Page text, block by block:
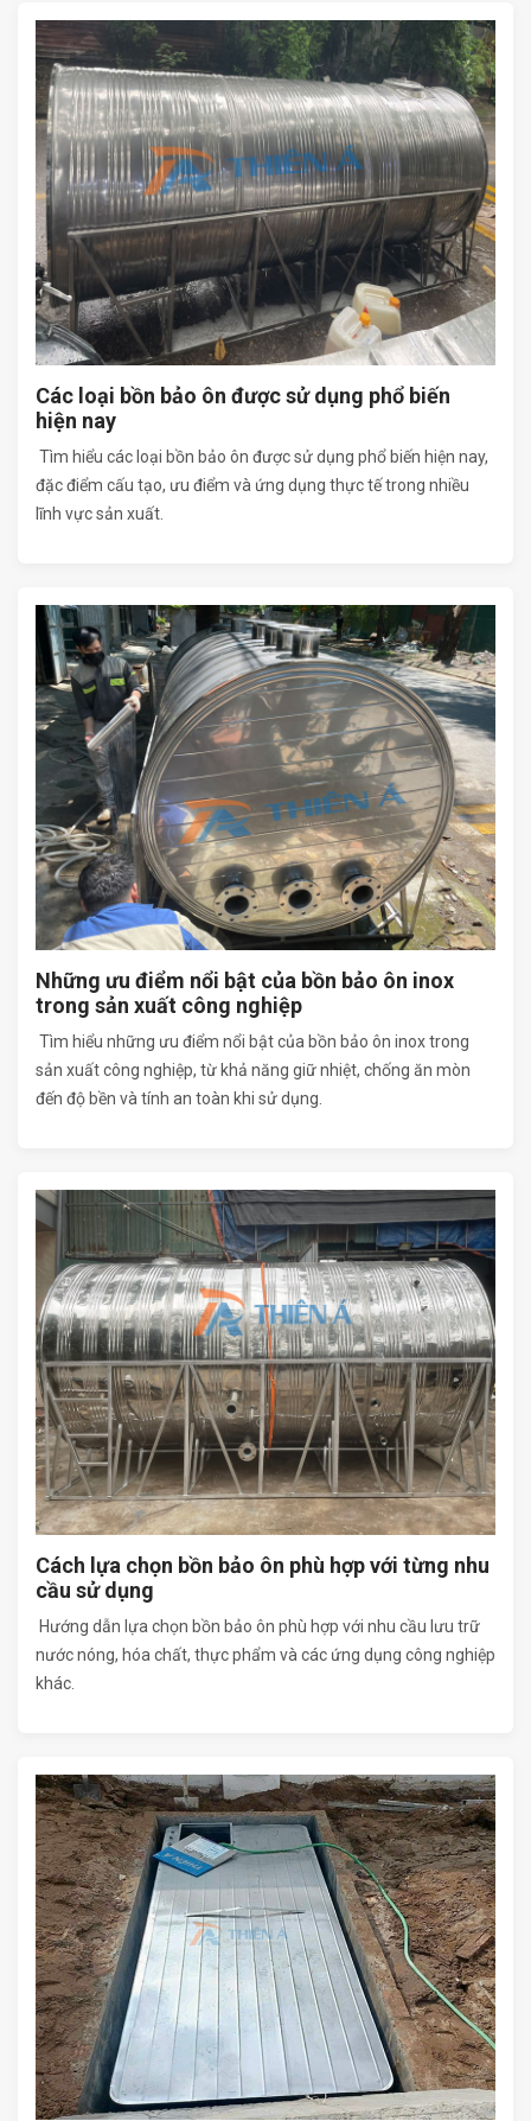
Các loại bồn bảo ôn được sử dụng phổ biến
hiện nay
Tìm hiểu các loại bồn bảo ôn được sử dụng phổ biến hiện nay,
đặc điểm cấu tạo, ưu điểm và ứng dụng thực tế trong nhiều
lĩnh vực sản xuất.
Những ưu điểm nổi bật của bồn bảo ôn inox
trong sản xuất công nghiệp
Tìm hiểu những ưu điểm nổi bật của bồn bảo ôn inox trong
sản xuất công nghiệp, từ khả năng giữ nhiệt, chống ăn mòn
đến độ bền và tính an toàn khi sử dụng.
Cách lựa chọn bồn bảo ôn phù hợp với từng nhu
cầu sử dụng
Hướng dẫn lựa chọn bồn bảo ôn phù hợp với nhu cầu lưu trữ
nước nóng, hóa chất, thực phẩm và các ứng dụng công nghiệp
khác.